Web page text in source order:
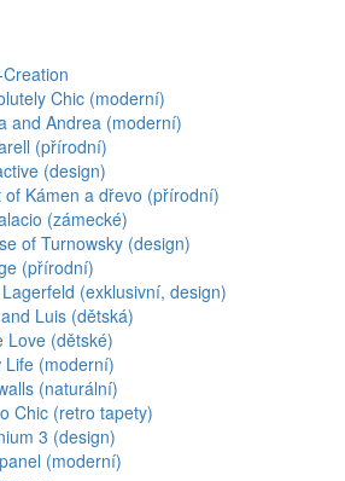
Chic (moderní)
and Andrea (moderní)
(přírodní)
(design)
of Kámen a dřevo (přírodní)
(zámecké)
of Turnowsky (design)
(přírodní)
(exklusivní, design)
Luis (dětská)
Love (dětské)
Life (moderní)
(naturální)
Chic (retro tapety)
3 (design)
(moderní)